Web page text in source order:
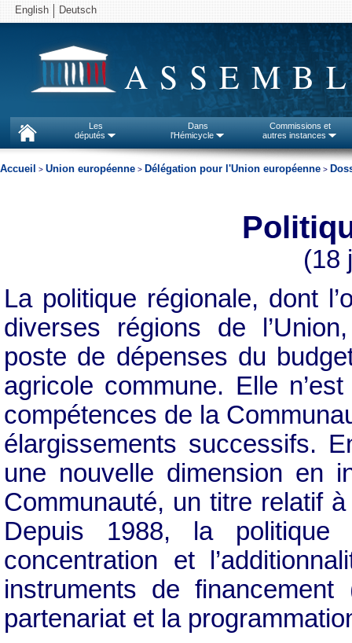
English Deutsch
Les
députés
Dans
l'Hémicycle
Commissions et
autres instances
Accueil > Union européenne > Délégation pour l'Union européenne >
(18
La politique régionale, dont
diverses régions de
poste de dépenses du
agricole commune. Elle
compétences de la
élargissements successifs.
une nouvelle dimension en
Communauté, un titre relatif
Depuis 1988, la
concentration et
instruments de
partenariat et la